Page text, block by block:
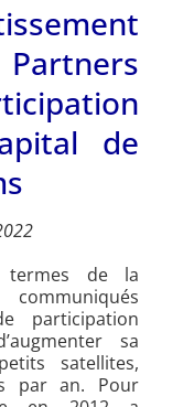
de
termes de la
participation
sa
satellites,
par an. Pour